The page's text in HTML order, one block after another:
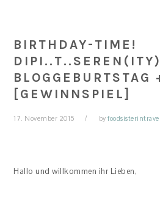
BIRTHDAY-TIME!
BLOGGEBURTSTAG
[GEWINNSPIEL]
17. November 2015 by
Hallo und willkommen ihr Lieben,